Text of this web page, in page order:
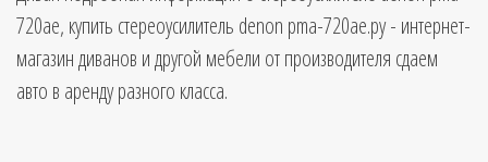
720ae, купить стереоусилитель denon pma-720ae.ру - интернет-
магазин диванов и другой мебели от производителя сдаем
авто в аренду разного класса.